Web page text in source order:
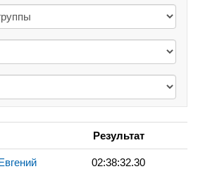
Результат
02:38:32.30